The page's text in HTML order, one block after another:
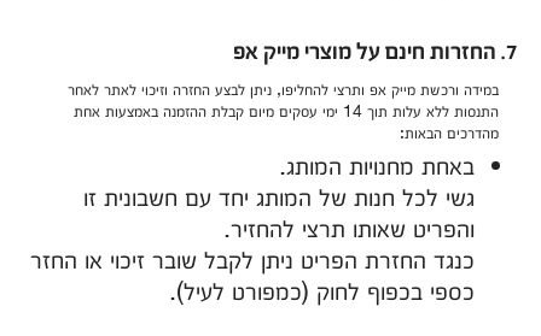
7. החזרות חינם על מוצרי מייק אפ
במידה ורכשת מייק אפ ותרצי להחליפו, ניתן לבצע החזרה וזיכוי לאתר לאחר
התנסות ללא עלות תוך 14 ימי עסקים מיום קבלת ההזמנה באמצעות אחת
מהדרכים הבאות:
באחת מחנויות המותג.
גשי לכל חנות של המותג יחד עם חשבונית זו
והפריט שאותו תרצי להחזיר.
כנגד החזרת הפריט ניתן לקבל שובר זיכוי או החזר
כספי בכפוף לחוק (כמפורט לעיל).